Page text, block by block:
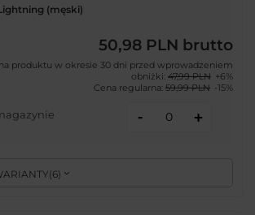
(6)
(męski)
50,98 PLN brutto
produktu w okresie 30 dni przed wprowadzeniem
obniżki: 47,99 PLN +6%
Cena regularna: 59,99 PLN -15%
- +